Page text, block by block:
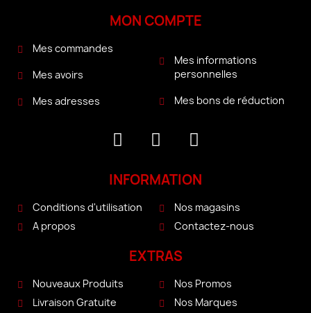
MON COMPTE
Mes commandes
Mes avoirs
Mes adresses
Mes informations
personnelles
Mes bons de réduction
INFORMATION
Conditions d'utilisation
A propos
Nos magasins
Contactez-nous
EXTRAS
Nouveaux Produits
Livraison Gratuite
Nos Promos
Nos Marques